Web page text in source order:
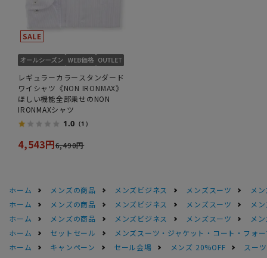
レギュラーカラースタンダード
ワイシャツ《NON IRONMAX》
ほしい機能全部乗せのNON
IRONMAXシャツ
1.0 （1）
4,543円6,490円
ホーム メンズの商品 メンズビジネス メンズスーツ
メ
ホーム
メンズの商品 メンズビジネス メンズスーツ
メ
ホーム
メンズの商品 メンズビジネス メンズスーツ
メ
ホーム
セットセール
メンズスーツ・ジャケット・コート・フォ
ホーム
キャンペーン セール会場 メンズ 20%OFF スー